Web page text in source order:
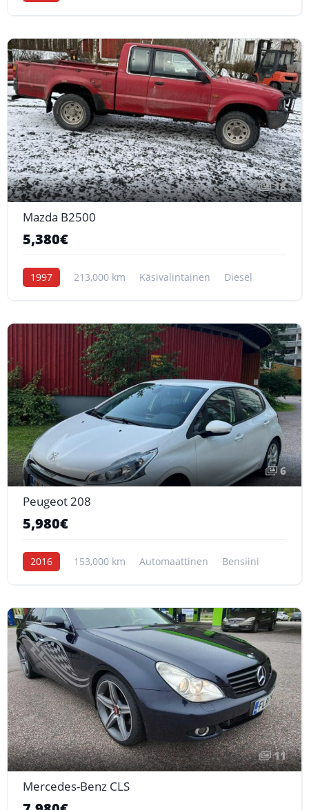
18
Mazda B2500
5,380€
1997 213,000 km Käsivalintainen Diesel
6
Peugeot 208
5,980€
2016 153,000 km Automaattinen Bensiini
11
Mercedes-Benz CLS